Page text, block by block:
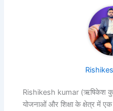
Rishikesh kumar (ऋषिकेश
योजनाओं और शिक्षा के क्षेत्र में